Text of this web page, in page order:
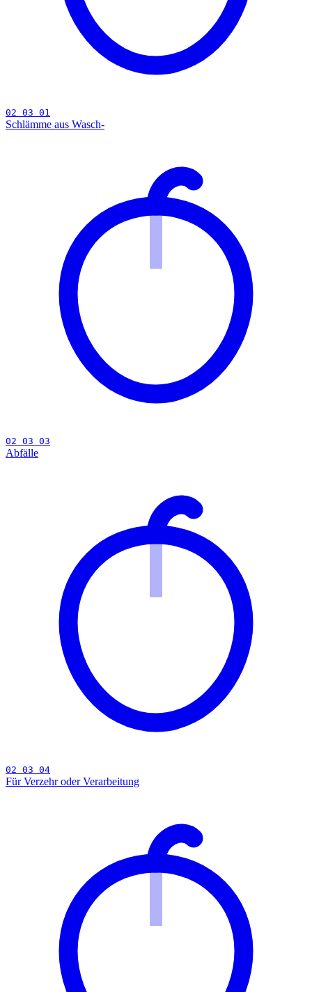
02 03 01
Schlämme aus Wasch-
02 03 03
Abfälle
02 03 04
Für Verzehr oder Verarbeitung